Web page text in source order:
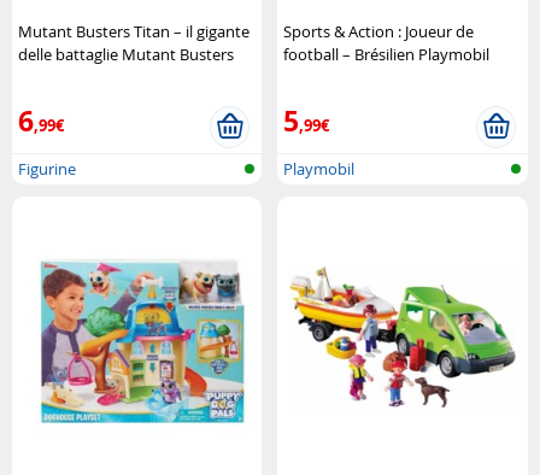
Mutant Busters Titan – il gigante
delle battaglie Mutant Busters
6,99€
Figurine
Sports & Action : Joueur de
football – Brésilien Playmobil
5,99€
Playmobil